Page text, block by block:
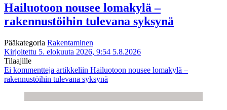
Hailuotoon nousee lomakylä –
rakennustöihin tulevana syksynä
Pääkategoria Rakentaminen
Kirjoitettu 5. elokuuta 2026, 9:54 5.8.2026
Tilaajille
Ei kommentteja artikkeliin Hailuotoon nousee lomakylä –
rakennustöihin tulevana syksynä